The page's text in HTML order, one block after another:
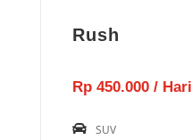
Rush
Rp 450.000 / Hari
SUV